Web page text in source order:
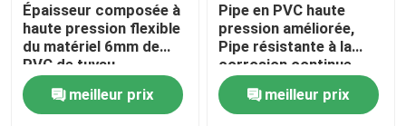
Épaisseur composée à
haute pression flexible
du matériel 6mm de
PVC de tuyau
meilleur prix
Pipe en PVC haute
pression améliorée,
Pipe résistante à la
corrosion continue
meilleur prix